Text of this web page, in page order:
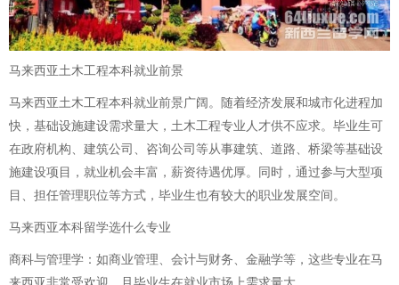
马来西亚土木工程本科就业前景
马来西亚土木工程本科就业前景广阔。随着经济发展和城市化进程加
快，基础设施建设需求量大，土木工程专业人才供不应求。毕业生可
在政府机构、建筑公司、咨询公司等从事建筑、道路、桥梁等基础设
施建设项目，就业机会丰富，薪资待遇优厚。同时，通过参与大型项
目、担任管理职位等方式，毕业生也有较大的职业发展空间。
马来西亚本科留学选什么专业
商科与管理学：如商业管理、会计与财务、金融学等，这些专业在马